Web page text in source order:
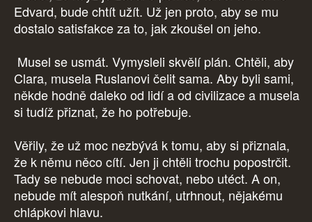
Edvard, bude chtít užít. Už jen proto, aby se mu
dostalo satisfakce za to, jak zkoušel on jeho.
Musel se usmát. Vymysleli skvělí plán. Chtěli, aby
Clara, musela Ruslanovi čelit sama. Aby byli sami,
někde hodně daleko od lidí a od civilizace a musela
si tudíž přiznat, že ho potřebuje.
Věřily, že už moc nezbývá k tomu, aby si přiznala,
že k němu něco cítí. Jen ji chtěli trochu popostrčit.
Tady se nebude moci schovat, nebo utéct. A on,
nebude mít alespoň nutkání, utrhnout, nějakému
chlápkovi hlavu.